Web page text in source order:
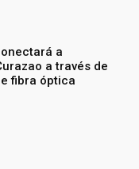
a
a través de
fibra óptica